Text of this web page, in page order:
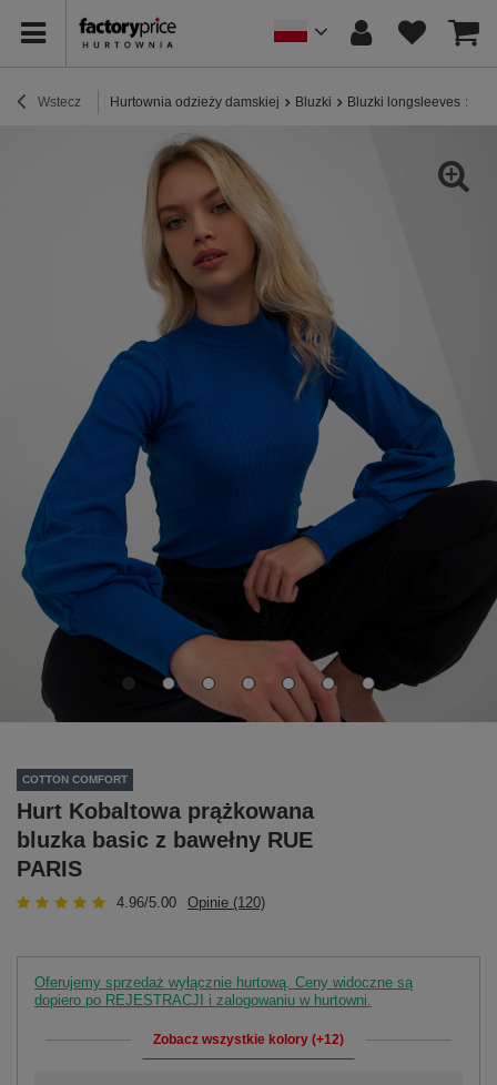
Wstecz Hurtownia odzieży damskiej Bluzki Bluzki longsleeves
COTTON COMFORT
Hurt Kobaltowa prążkowana
bluzka basic z bawełny RUE
PARIS
4.96/5.00 Opinie (120)
Oferujemy sprzedaż wyłącznie hurtową. Ceny widoczne są
dopiero po REJESTRACJI i zalogowaniu w hurtowni.
Zobacz wszystkie kolory (+12)